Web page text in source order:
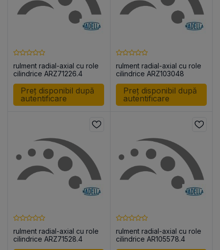
rulment radial-axial cu role
cilindrice ARZ71226.4
Preț disponibil după
autentificare
rulment radial-axial cu role
cilindrice ARZ103048
Preț disponibil după
autentificare
rulment radial-axial cu role
cilindrice ARZ71528.4
rulment radial-axial cu role
cilindrice AR105578.4